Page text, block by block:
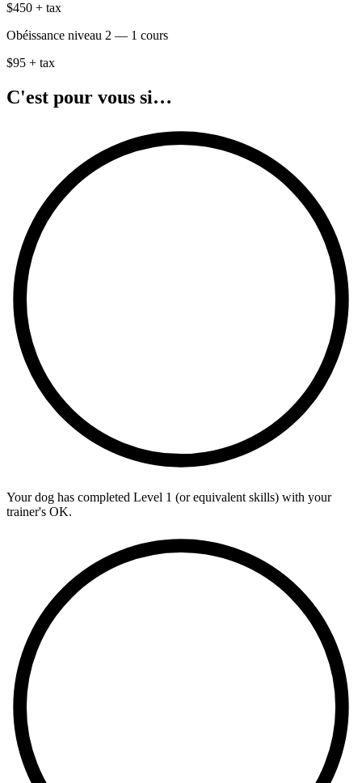
$450 + tax
Obéissance niveau 2 — 1 cours
$95 + tax
C'est pour vous si…
Your dog has completed Level 1 (or equivalent skills) with your
trainer's OK.